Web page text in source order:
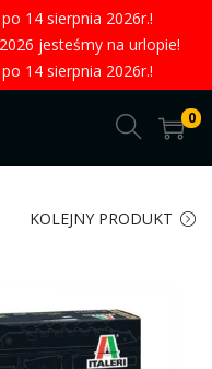
14 sierpnia 2026r.!
jesteśmy na urlopie!
14 sierpnia 2026r.!
0
KOLEJNY PRODUKT